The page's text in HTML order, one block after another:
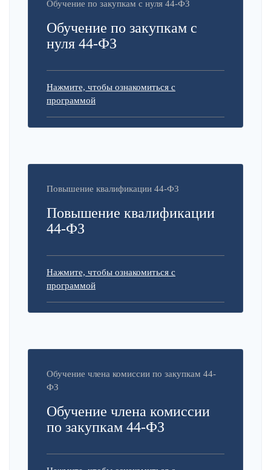
Обучение по закупкам с нуля 44-ФЗ
Обучение по закупкам с
нуля 44-ФЗ
Нажмите, чтобы ознакомиться с
программой
Повышение квалификации 44-ФЗ
Повышение квалификации
44-ФЗ
Нажмите, чтобы ознакомиться с
программой
Обучение члена комиссии по закупкам 44-
ФЗ
Обучение члена комиссии
по закупкам 44-ФЗ